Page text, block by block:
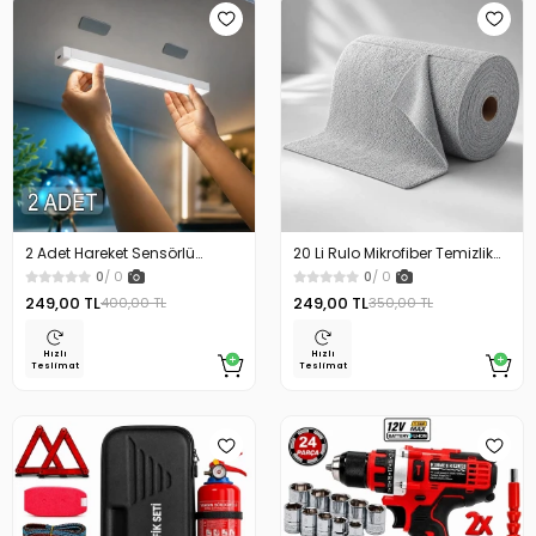
2 Adet Hareket Sensörlü
Lamba Merdiven Dolap
Çalışma Masası Mutfak
Lambası Şarjlı Usb Led
Lamba Beyaz
0/ 0
249,00 TL400,00 TL
Hızlı
Teslimat
20 Li Rulo Mikrofiber Temizlik
Bezi 25x25 cm Çok Amaçlı
Kopart Kullan Kaliteli
0/ 0
249,00 TL350,00 TL
Hızlı
Teslimat